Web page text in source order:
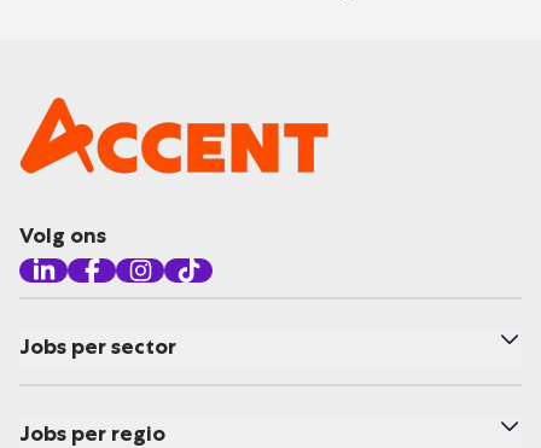
Volg ons
Jobs per sector
Jobs per regio